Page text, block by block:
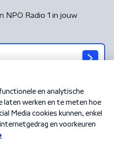
NPO Radio 1 in jouw